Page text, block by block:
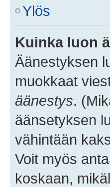
Ylös
Kuinka luon
Äänestyksen
muokkaat
äänestys.
äänsetyksen
vähintään
Voit myös
koskaan,